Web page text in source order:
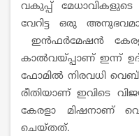
വകുപ്പ് മേധാവികളുടെ
വേറിട്ട ഒരു
ഇൻഫർമേഷൻ
കാൽവയ്പ്പാണ് ഇന്ന്
ഫോമിൽ നിരവധി വെബ്
രീതിയാണ്‌ ഇവിടെ
കേരളാ മിഷനാണ്
ചെയ്തത്.